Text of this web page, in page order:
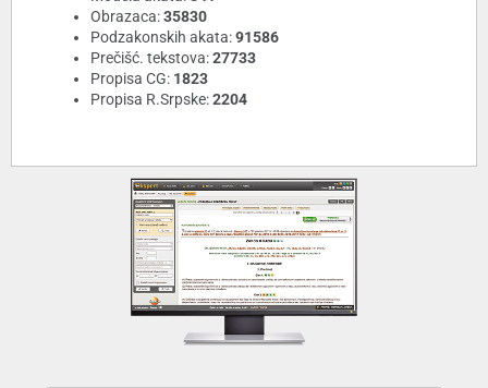
Obrazaca:35830
Podzakonskih akata:91586
Prečišć. tekstova:27733
Propisa CG: 1823
Propisa R.Srpske:2204